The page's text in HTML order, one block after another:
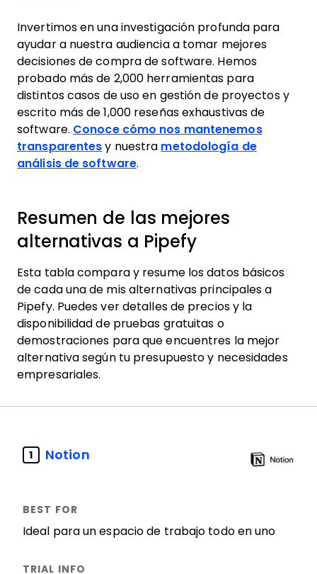
Invertimos en una investigación profunda para
ayudar a nuestra audiencia a tomar mejores
decisiones de compra de software. Hemos
probado más de 2,000 herramientas para
distintos casos de uso en gestión de proyectos y
escrito más de 1,000 reseñas exhaustivas de
software. Conoce cómo nos mantenemos
transparentes y nuestra metodología de
análisis de software.
Resumen de las mejores
alternativas a Pipefy
Esta tabla compara y resume los datos básicos
de cada una de mis alternativas principales a
Pipefy. Puedes ver detalles de precios y la
disponibilidad de pruebas gratuitas o
demostraciones para que encuentres la mejor
alternativa según tu presupuesto y necesidades
empresariales.
1 Notion
Ideal para un espacio de trabajo todo en uno